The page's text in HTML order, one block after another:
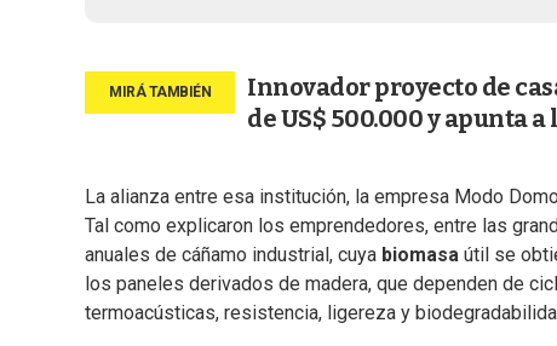
Innovador proyecto de
de US$ 500.000 y apunta
La alianza entre esa institución, la empresa Modo
Tal como explicaron los emprendedores, entre las
anuales de cáñamo industrial, cuya biomasa útil se
los paneles derivados de madera, que dependen de
termoacústicas, resistencia, ligereza y